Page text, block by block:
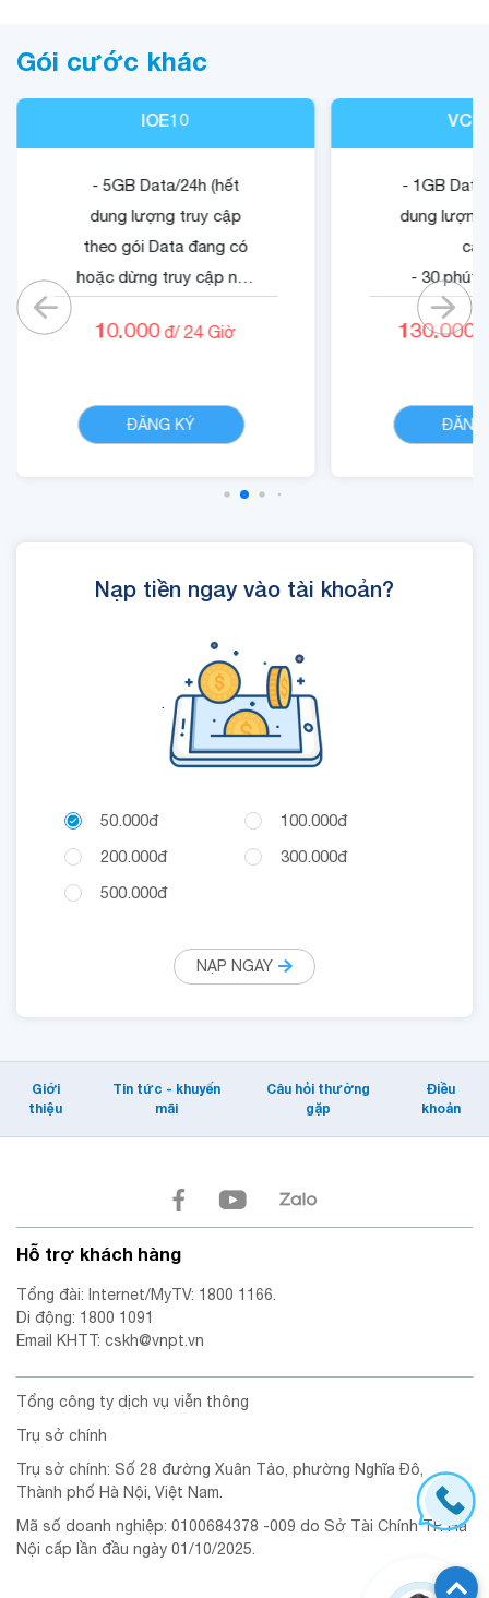
Gói cước khác
IOE10
- 5GB Data/24h (hết
dung lượng truy cập
theo gói Data đang có
hoặc dừng truy cập nếu
- 05 phút ngoại mạng .
VinaPhone dưới 20 phút
- Cộng 300 RUBY, 01 Mã
10.000đ/ 24 Giờ
ĐĂNG KÝ
- 1GB
dung
- 30 phút
- 1500 phút
dung
130.000
ĐĂNG
Nạp tiền ngay vào tài khoản?
.
50.000đ
100.000đ
200.000đ
300.000đ
500.000đ
NẠP NGAY
Giới
thiệu
Tin tức - khuyến
mãi
Câu hỏi thường
gặp
Điều
khoản
Hỗ trợ khách hàng
Tổng đài: Internet/MyTV: 1800 1166.
Di động: 1800 1091
Email KHTT: cskh@vnpt.vn
Tổng công ty dịch vụ viễn thông
Trụ sở chính
Trụ sở chính: Số 28 đường Xuân Tảo, phường Nghĩa Đô,
Thành phố Hà Nội, Việt Nam.
Mã số doanh nghiệp: 0100684378 -009 do Sở Tài Chính TP. Hà
Nội cấp lần đầu ngày 01/10/2025.